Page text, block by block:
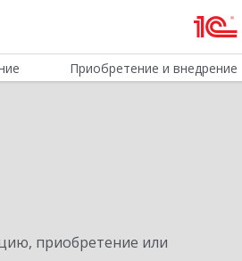
Приобретение и внедрение
приобретение или